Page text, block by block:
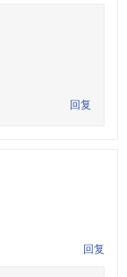
回复
回复